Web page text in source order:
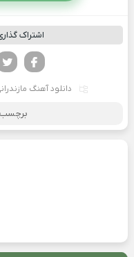
اشتراک
دانلود آهنگ
برچسب